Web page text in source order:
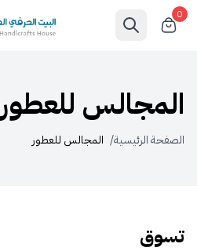
0
المجالس للعطور
الصفحة الرئيسية/ المجالس للعطور
تسوق